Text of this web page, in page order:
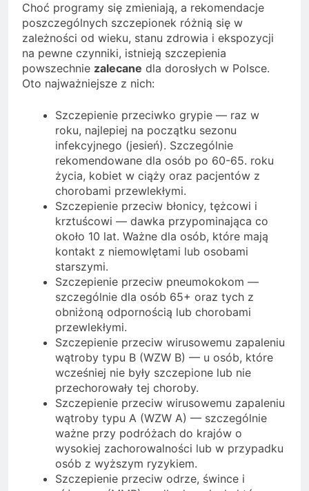
Choć programy się zmieniają, a rekomendacje
poszczególnych szczepionek różnią się w
zależności od wieku, stanu zdrowia i ekspozycji
na pewne czynniki, istnieją szczepienia
powszechnie zalecane dla dorosłych w Polsce.
Oto najważniejsze z nich:
Szczepienie przeciwko grypie — raz w
roku, najlepiej na początku sezonu
infekcyjnego (jesień). Szczególnie
rekomendowane dla osób po 60-65. roku
życia, kobiet w ciąży oraz pacjentów z
chorobami przewlekłymi.
Szczepienie przeciw błonicy, tężcowi i
krztuścowi — dawka przypominająca co
około 10 lat. Ważne dla osób, które mają
kontakt z niemowlętami lub osobami
starszymi.
Szczepienie przeciw pneumokokom —
szczególnie dla osób 65+ oraz tych z
obniżoną odpornością lub chorobami
przewlekłymi.
Szczepienie przeciw wirusowemu zapaleniu
wątroby typu B (WZW B) — u osób, które
wcześniej nie były szczepione lub nie
przechorowały tej choroby.
Szczepienie przeciw wirusowemu zapaleniu
wątroby typu A (WZW A) — szczególnie
ważne przy podróżach do krajów o
wysokiej zachorowalności lub w przypadku
osób z wyższym ryzykiem.
Szczepienie przeciw odrze, śwince i